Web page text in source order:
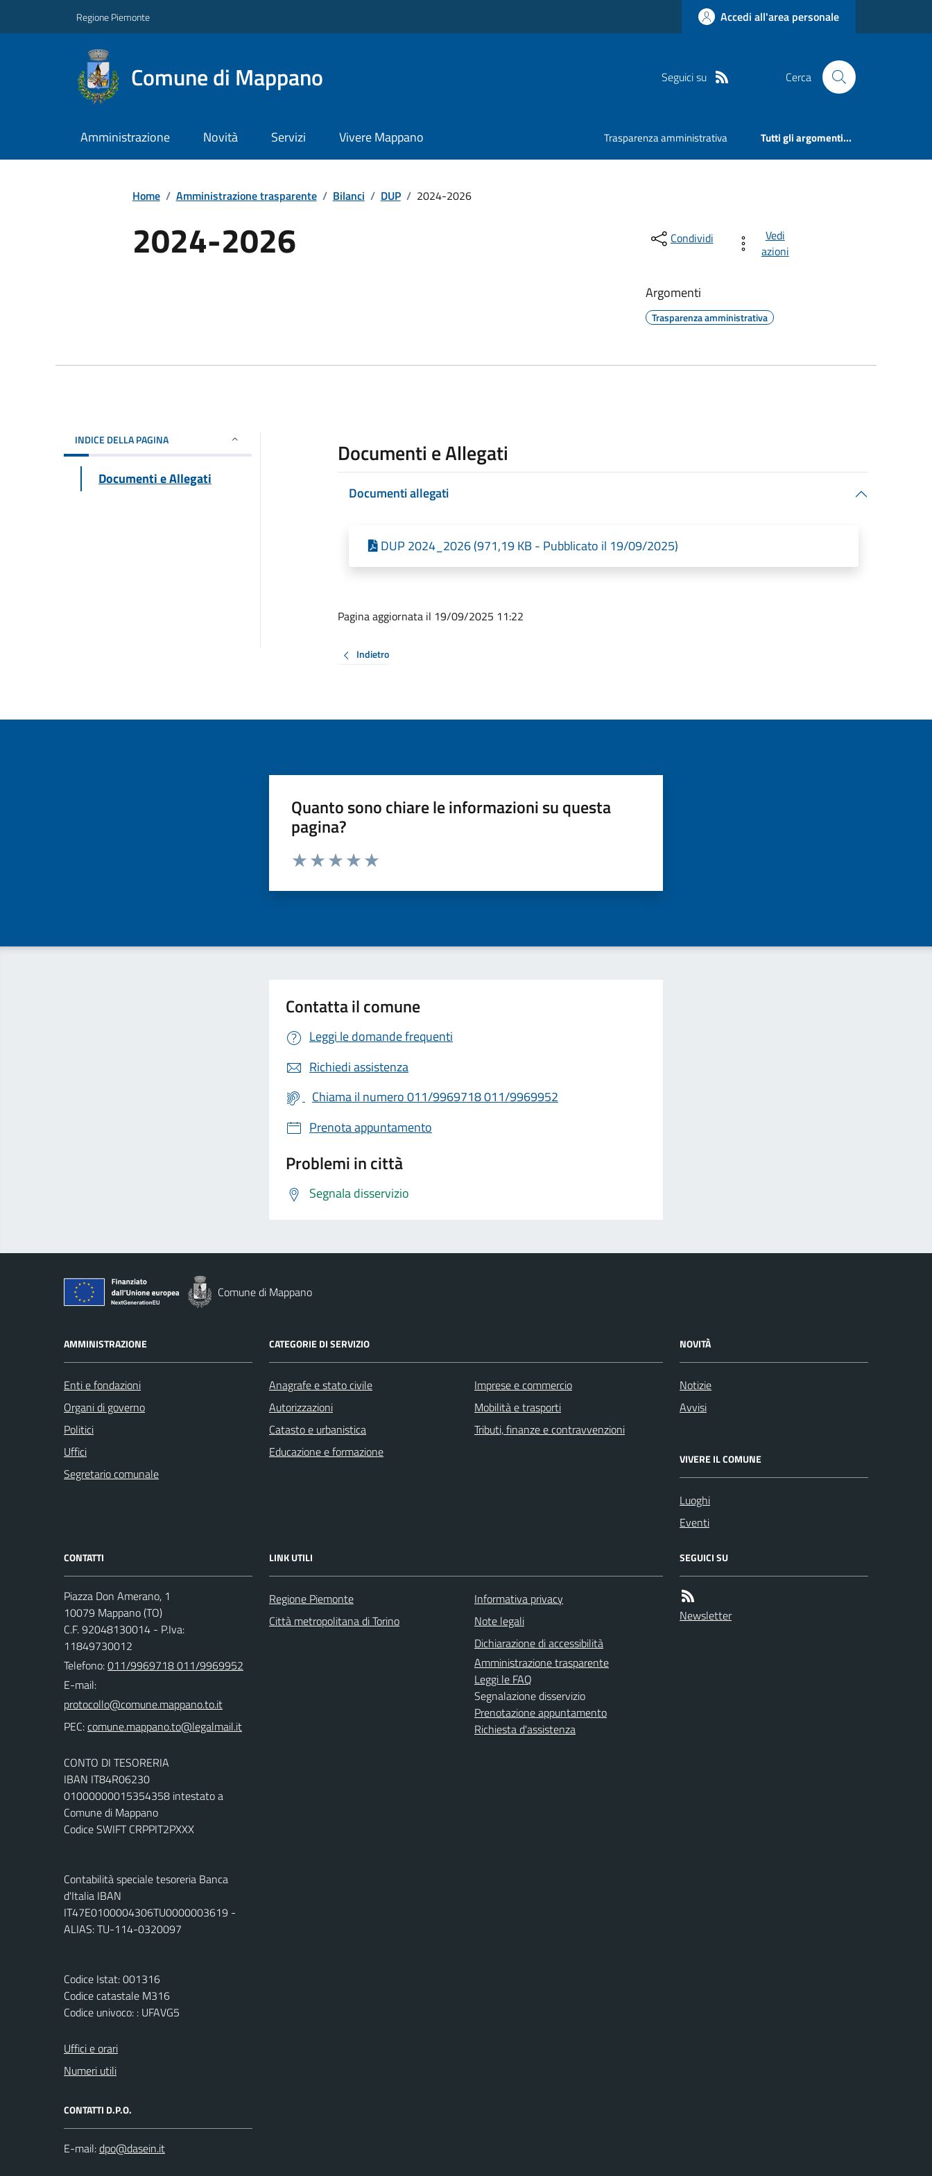
Regione Piemonte Accedi all'area personale
Comune di Mappano Seguici su Cerca
Amministrazione Novità Servizi Vivere Mappano Trasparenza amministrativa Tutti gli argomenti...
Home / Amministrazione trasparente / Bilanci / DUP / 2024-2026
2024-2026 Condividi
Vedi
azioni
Argomenti
Trasparenza amministrativa
INDICE DELLA PAGINA
Documenti e Allegati
Documenti e Allegati
Documenti allegati
DUP 2024_2026 (971,19 KB - Pubblicato il 19/09/2025)
Pagina aggiornata il 19/09/2025 11:22
Indietro
Quanto sono chiare le informazioni su questa
pagina?
Valuta da 1 a 5 stelle la pagina
Contatta il comune
Leggi le domande frequenti
Richiedi assistenza
Chiama il numero 011/9969718 011/9969952
Prenota appuntamento
Problemi in città
Segnala disservizio
Comune di Mappano
AMMINISTRAZIONE
Enti e fondazioni
Organi di governo
Politici
Uffici
Segretario comunale
CATEGORIE DI SERVIZIO
Anagrafe e stato civile
Autorizzazioni
Catasto e urbanistica
Educazione e formazione
Imprese e commercio
Mobilità e trasporti
Tributi, finanze e contravvenzioni
NOVITÀ
Notizie
Avvisi
VIVERE IL COMUNE
Luoghi
Eventi
CONTATTI
Piazza Don Amerano, 1
10079 Mappano (TO)
C.F. 92048130014 - P.Iva:
11849730012
Telefono:011/9969718 011/9969952
E-mail:
PEC:
CONTO DI TESORERIA
IBAN IT84R06230
01000000015354358 intestato a
Comune di Mappano
Codice SWIFT CRPPIT2PXXX
Contabilità speciale tesoreria Banca
d'Italia IBAN
IT47E0100004306TU0000003619 -
ALIAS: TU-114-0320097
Codice Istat: 001316
Codice catastale M316
Codice univoco: : UFAVG5
Uffici e orari
Numeri utili
CONTATTI D.P.O.
E-mail:
LINK UTILI
Regione Piemonte
Città metropolitana di Torino
Informativa privacy
Note legali
Dichiarazione di accessibilità
Amministrazione trasparente
Leggi le FAQ
Segnalazione disservizio
Prenotazione appuntamento
Richiesta d'assistenza
SEGUICI SU
Newsletter